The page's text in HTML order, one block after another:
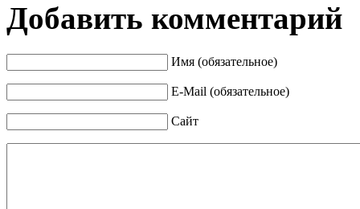
Добавить комментарий
Имя (обязательное)
E-Mail (обязательное)
Сайт